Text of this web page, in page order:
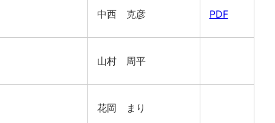
中西 克彦 PDF
山村 周平
花岡 まり